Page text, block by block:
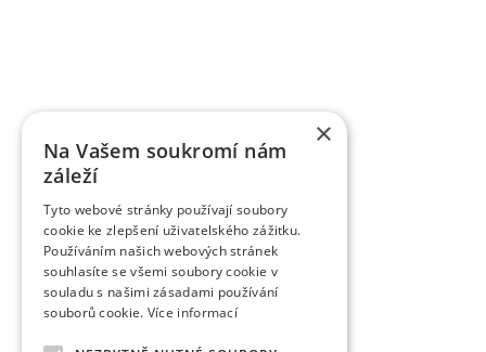
×
Na Vašem soukromí nám
záleží
Tyto webové stránky používají soubory
cookie ke zlepšení uživatelského zážitku.
Používáním našich webových stránek
souhlasíte se všemi soubory cookie v
souladu s našimi zásadami používání
souborů cookie. Více informací